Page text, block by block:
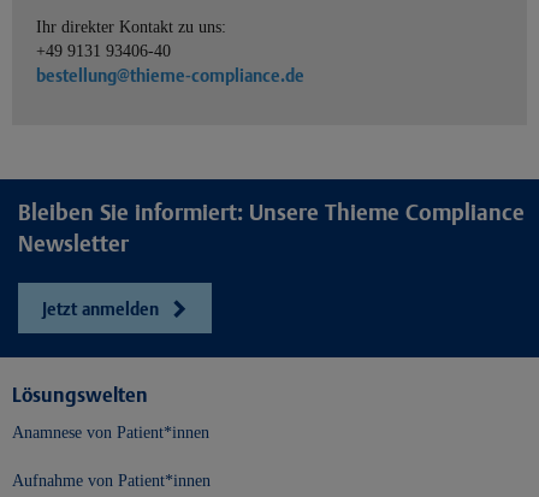
Ihr direkter Kontakt zu uns:
+49 9131 93406-40
bestellung@thieme-compliance.de
Bleiben Sie informiert: Unsere Thieme Compliance
Newsletter
Jetzt anmelden
Lösungswelten
Anamnese von Patient*innen
Aufnahme von Patient*innen